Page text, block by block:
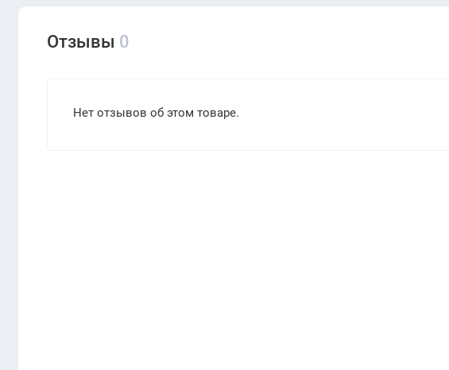
Отзывы 0
Нет отзывов об этом товаре.